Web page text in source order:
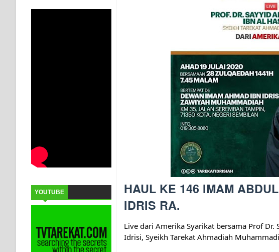
RAWATAN TAREKAT: APABILA ALLAH MENYEMBUHKAN HATI, JIWA
TASAWUF: BUKAN AJARAN PELIK, TETAPI JALAN MEMBERSIHKAN
YOUTUBE
HAUL KE 146 IMAM
IDRIS RA.
Live dari Amerika Syarikat bersama Prof Dr.
Idrisi, Syeikh Tarekat Ahmadiah